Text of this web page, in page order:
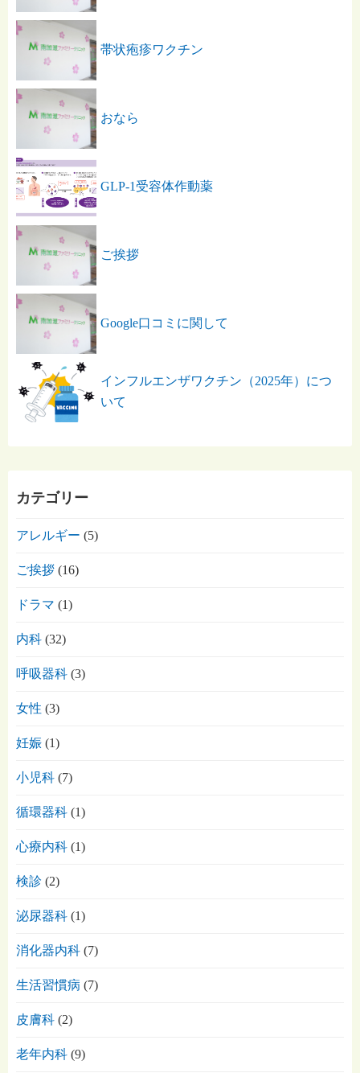
帯状疱疹ワクチン
おなら
GLP-1受容体作動薬
ご挨拶
Google口コミに関して
インフルエンザワクチン（2025年）につ
いて
カテゴリー
アレルギー (5)
ご挨拶 (16)
ドラマ (1)
内科 (32)
呼吸器科 (3)
女性 (3)
妊娠 (1)
小児科 (7)
循環器科 (1)
心療内科 (1)
検診 (2)
泌尿器科 (1)
消化器内科 (7)
生活習慣病 (7)
皮膚科 (2)
老年内科 (9)